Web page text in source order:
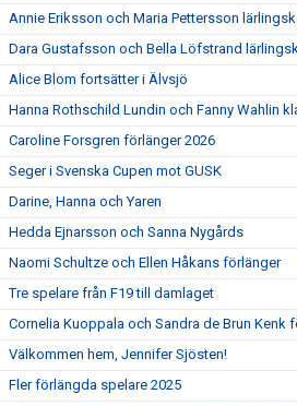
Annie Eriksson och Maria Pettersson
Dara Gustafsson och Bella Löfstrand
Alice Blom fortsätter i Älvsjö
Hanna Rothschild Lundin och Fanny Wahlin
Caroline Forsgren förlänger 2026
Seger i Svenska Cupen mot GUSK
Darine, Hanna och Yaren
Hedda Ejnarsson och Sanna Nygårds
Naomi Schultze och Ellen Håkans förlänger
Tre spelare från F19 till damlaget
Cornelia Kuoppala och Sandra de Brun Kenk
Välkommen hem, Jennifer Sjösten!
Fler förlängda spelare 2025